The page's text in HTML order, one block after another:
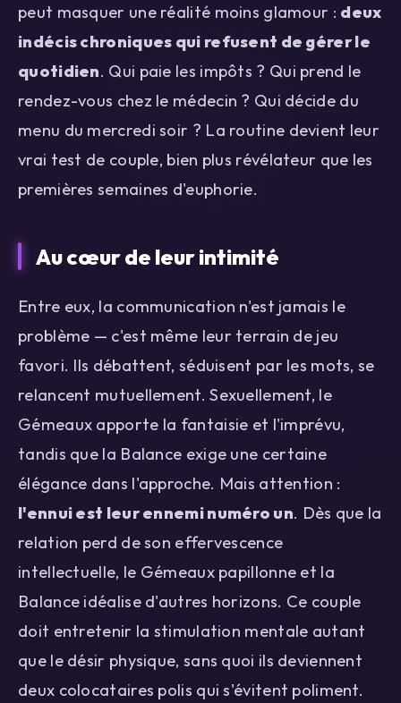
peut masquer une réalité moins glamour : deux
indécis chroniques qui refusent de gérer le
quotidien. Qui paie les impôts ? Qui prend le
rendez-vous chez le médecin ? Qui décide du
menu du mercredi soir ? La routine devient leur
vrai test de couple, bien plus révélateur que les
premières semaines d'euphorie.
Au cœur de leur intimité
Entre eux, la communication n'est jamais le
problème — c'est même leur terrain de jeu
favori. Ils débattent, séduisent par les mots, se
relancent mutuellement. Sexuellement, le
Gémeaux apporte la fantaisie et l'imprévu,
tandis que la Balance exige une certaine
élégance dans l'approche. Mais attention :
l'ennui est leur ennemi numéro un. Dès que la
relation perd de son effervescence
intellectuelle, le Gémeaux papillonne et la
Balance idéalise d'autres horizons. Ce couple
doit entretenir la stimulation mentale autant
que le désir physique, sans quoi ils deviennent
deux colocataires polis qui s'évitent poliment.